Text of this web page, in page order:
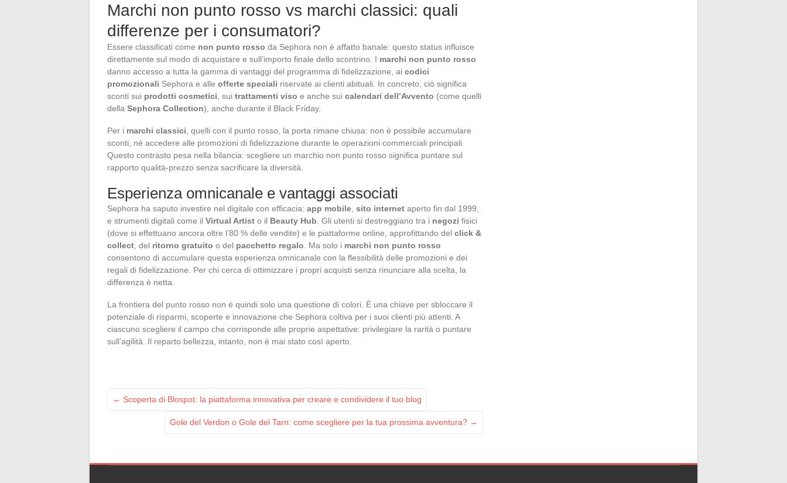
Marchi non punto rosso vs marchi classici: quali
differenze per i consumatori?
Essere classificati come non punto rosso da Sephora non è affatto banale: questo status influisce
direttamente sul modo di acquistare e sull’importo finale dello scontrino. I marchi non punto rosso
danno accesso a tutta la gamma di vantaggi del programma di fidelizzazione, ai codici
promozionali Sephora e alle offerte speciali riservate ai clienti abituali. In concreto, ciò significa
sconti sui prodotti cosmetici , sui trattamenti viso e anche sui calendari dell’Avvento (come quelli
della Sephora Collection), anche durante il Black Friday.
Per i marchi classici , quelli con il punto rosso, la porta rimane chiusa: non è possibile accumulare
sconti, né accedere alle promozioni di fidelizzazione durante le operazioni commerciali principali.
Questo contrasto pesa nella bilancia: scegliere un marchio non punto rosso significa puntare sul
rapporto qualità-prezzo senza sacrificare la diversità.
Esperienza omnicanale e vantaggi associati
Sephora ha saputo investire nel digitale con efficacia: app mobile sito internet aperto fin dal 1999,
e strumenti digitali come il Virtual Artist o il Beauty Hub . Gli utenti si destreggiano tra i negozi fisici
(dove si effettuano ancora oltre l’80 % delle vendite) e le piattaforme online, approfittando del click &
collect , del ritorno gratuito o del pacchetto regalo . Ma solo i marchi non punto rosso
consentono di accumulare questa esperienza omnicanale con la flessibilità delle promozioni e dei
regali di fidelizzazione. Per chi cerca di ottimizzare i propri acquisti senza rinunciare alla scelta, la
differenza è netta.
La frontiera del punto rosso non è quindi solo una questione di colori. È una chiave per sbloccare il
potenziale di risparmi, scoperte e innovazione che Sephora coltiva per i suoi clienti più attenti. A
ciascuno scegliere il campo che corrisponde alle proprie aspettative: privilegiare la rarità o puntare
sull’agilità. Il reparto bellezza, intanto, non è mai stato così aperto.
← Scoperta di Blospot: la piattaforma innovativa per creare e condividere il tuo blog
Gole del Verdon o Gole del Tarn: come scegliere per la tua prossima avventura? →